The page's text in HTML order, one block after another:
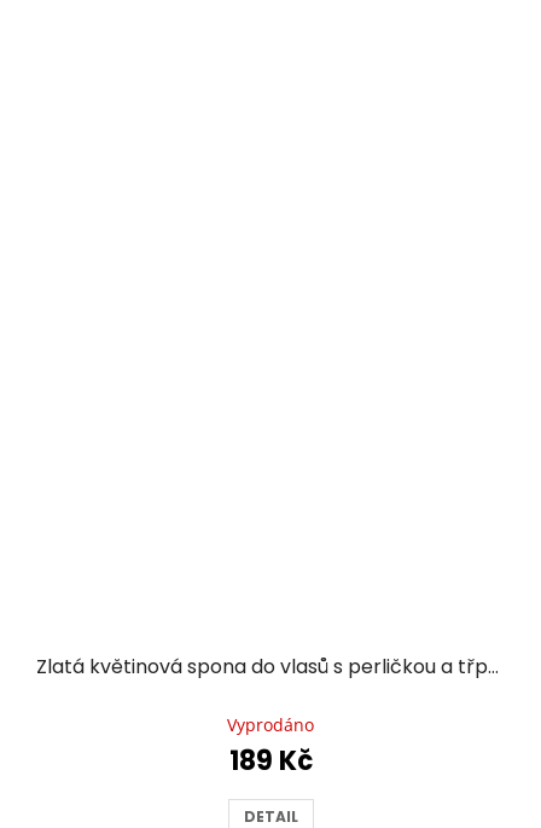
Zlatá květinová spona do vlasů s perličkou a třpytivými kamínky
hodnocení
produktu
je
z
Vyprodáno
189 Kč
DETAIL